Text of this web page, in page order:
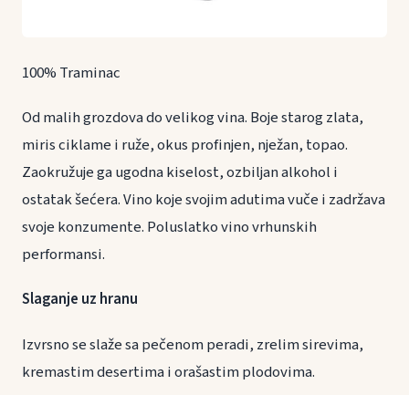
100% Traminac
Od malih grozdova do velikog vina. Boje starog zlata,
miris ciklame i ruže, okus profinjen, nježan, topao.
Zaokružuje ga ugodna kiselost, ozbiljan alkohol i
ostatak šećera. Vino koje svojim adutima vuče i zadržava
svoje konzumente. Poluslatko vino vrhunskih
performansi.
Slaganje uz hranu
Izvrsno se slaže sa pečenom peradi, zrelim sirevima,
kremastim desertima i orašastim plodovima.